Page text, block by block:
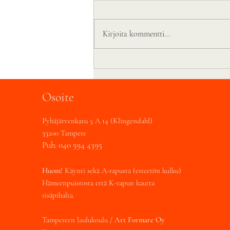
Kirjoita kommentti...
Osoite
Pyhäjärvenkatu 5 A 14 (Klingendahl)
33200 Tampere
Puh: 040 594 4395
Huom! Käynti sekä A-rapusta (esteetön kulku)
Hämeenpuistosta että K-rapun kautta
sisäpihalta.
Tampereen laulukoulu / Art Formare Oy